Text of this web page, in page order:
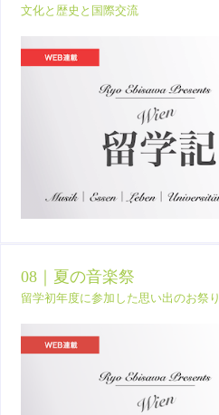
文化と歴史と国際交流
08｜夏の音楽祭
留学初年度に参加した思い出のお祭り